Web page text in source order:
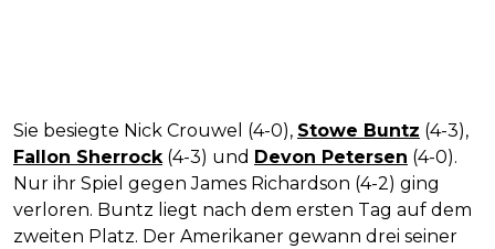
Sie besiegte Nick Crouwel (4-0), Stowe Buntz (4-3),
Fallon Sherrock(4-3) und Devon Petersen (4-0).
Nur ihr Spiel gegen James Richardson (4-2) ging
verloren. Buntz liegt nach dem ersten Tag auf dem
zweiten Platz. Der Amerikaner gewann drei seiner